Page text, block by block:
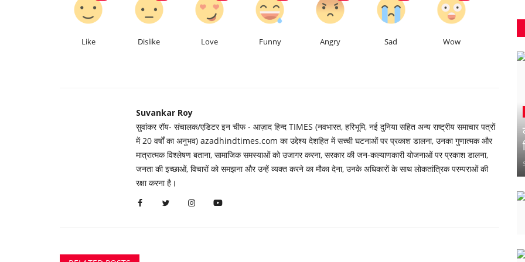
Like Dislike Love Funny Angry Sad Wow
Suvankar Roy
सुवांकर रॉय- संचालक/एडिटर इन चीफ - आज़ाद हिन्द TIMES (नवभारत, हरिभूमि, नई दुनिया सहित अन्य राष्ट्रीय समाचार पत्रों
में 20 वर्षों का अनुभव) azadhindtimes.com का उद्देश्य देशहित में सच्ची घटनाओं पर प्रकाश डालना, उनका गुणात्मक और
मात्रात्मक विश्लेषण बताना, सामाजिक समस्याओं को उजागर करना, सरकार की जन-कल्याणकारी योजनाओं पर प्रकाश डालना,
जनता की इच्छाओं, विचारों को समझना और उन्हें व्यक्त करने का मौका देना, उनके अधिकारों के साथ लोकतांत्रिक परम्पराओं की
रक्षा करना है।